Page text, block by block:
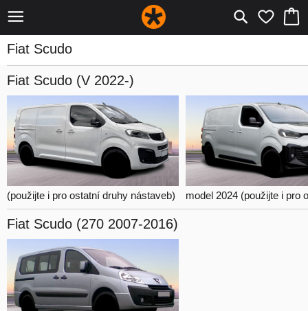
Fiat Scudo
Fiat Scudo (V 2022-)
(použijte i pro ostatní druhy nástaveb) model 2024(použijte i pro ostatní
Fiat Scudo (270 2007-2016)